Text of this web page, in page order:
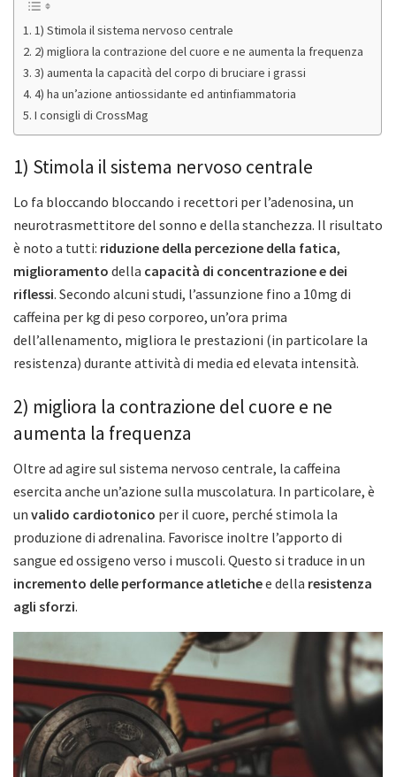
1) Stimola il sistema nervoso centrale
2) migliora la contrazione del cuore e ne aumenta la frequenza
3) aumenta la capacità del corpo di bruciare i grassi
4) ha un’azione antiossidante ed antinfiammatoria
I consigli di CrossMag
1) Stimola il sistema nervoso centrale
Lo fa bloccando bloccando i recettori per l’adenosina, un
neurotrasmettitore del sonno e della stanchezza. Il risultato
è noto a tutti: riduzione della percezione della fatica,
miglioramento della capacità di concentrazione e dei
riflessi. Secondo alcuni studi, l’assunzione fino a 10mg di
caffeina per kg di peso corporeo, un’ora prima
dell’allenamento, migliora le prestazioni (in particolare la
resistenza) durante attività di media ed elevata intensità.
2) migliora la contrazione del cuore e ne
aumenta la frequenza
Oltre ad agire sul sistema nervoso centrale, la caffeina
esercita anche un’azione sulla muscolatura. In particolare, è
un valido cardiotonico per il cuore, perché stimola la
produzione di adrenalina. Favorisce inoltre l’apporto di
sangue ed ossigeno verso i muscoli. Questo si traduce in un
incremento delle performance atletichee della resistenza
agli sforzi.